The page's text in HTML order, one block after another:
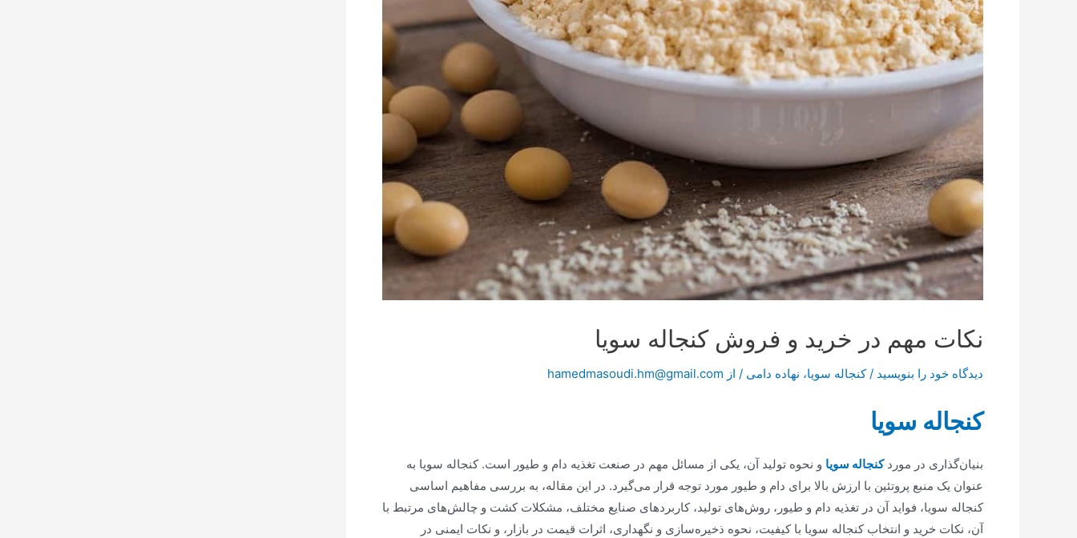
نکات مهم در خرید و فروش کنجاله سویا
دیدگاه‌ خود را بنویسید /کنجاله سویا، نهاده دامی / از hamedmasoudi.hm@gmail.com
کنجاله سویا
بنیان‌گذاری در موردکنجاله سویا و نحوه تولید آن، یکی از مسائل مهم در صنعت تغذیه دام و طیور است. کنجاله سویا به
عنوان یک منبع پروتئین با ارزش بالا برای دام و طیور مورد توجه قرار می‌گیرد. در این مقاله، به بررسی مفاهیم اساسی
کنجاله سویا، فواید آن در تغذیه دام و طیور، روش‌های تولید، کاربردهای صنایع مختلف، مشکلات کشت و چالش‌های مرتبط با
آن، نکات خرید و انتخاب کنجاله سویا با کیفیت، نحوه ذخیره‌سازی و نگهداری، اثرات قیمت در بازار، و نکات ایمنی در